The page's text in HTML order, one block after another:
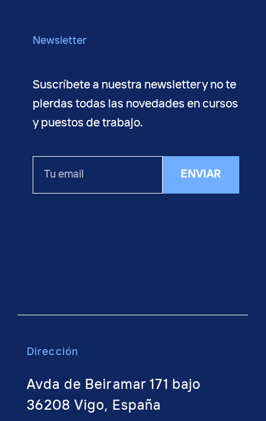
Newsletter
Suscríbete a nuestra newsletter y no te
pierdas todas las novedades en cursos
y puestos de trabajo.
ENVIAR
Dirección
Avda de Beiramar 171 bajo
36208 Vigo, España